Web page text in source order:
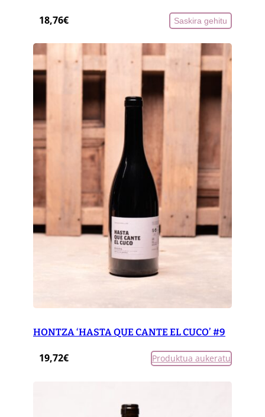
18,76€ Saskira gehitu
HONTZA ‘HASTA QUE CANTE EL CUCO’ #9
19,72€ Produktua aukeratu